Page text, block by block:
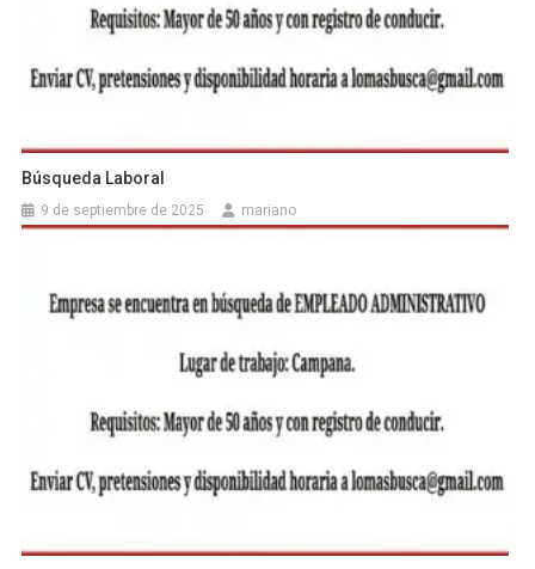
Búsqueda Laboral
9 de septiembre de 2025 mariano